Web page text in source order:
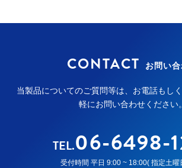
CONTACT お問い
当製品についてのご質問等は、お電話もし
軽にお問い合わせください。
TEL.06-6498-
受付時間 平日 9:00 ~ 18:00( 指定土曜